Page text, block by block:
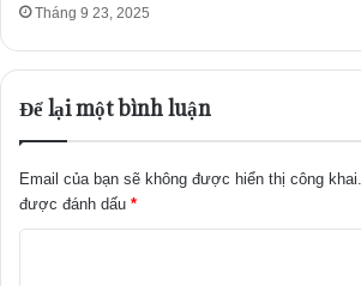
Tháng 9 23, 2025
Để lại một bình luận
Email của bạn sẽ không được hiển thị công khai.
được đánh dấu *